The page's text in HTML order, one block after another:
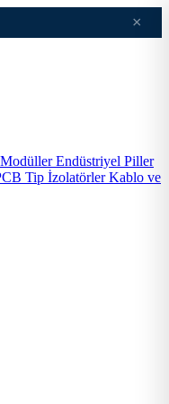
×
Endüstriyel Piller
Tip İzolatörlerKablo ve